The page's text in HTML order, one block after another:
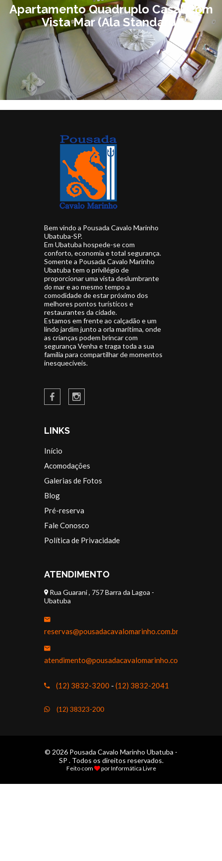
Apartamento Quadruplo Casal Com
Vista Mar (Ala Standard)
Bem vindo a Pousada Cavalo Marinho
Ubatuba-SP.
Em Ubatuba hospede-se com
conforto, economia e total segurança.
Somente a Pousada Cavalo Marinho
Ubatuba tem o privilégio de
proporcionar uma vista deslumbrante
do mar e ao mesmo tempo a
comodidade de estar próximo dos
melhores pontos turísticos e
restaurantes da cidade.
Estamos em frente ao calçadão e um
lindo jardim junto a orla marítima, onde
as crianças podem brincar com
segurança Venha e traga toda a sua
família para compartilhar de momentos
inesquecíveis.
LINKS
Início
Acomodações
Galerias de Fotos
Blog
Pré-reserva
Fale Conosco
Política de Privacidade
ATENDIMENTO
Rua Guarani , 757 Barra da Lagoa -
Ubatuba
reservas@pousadacavalomarinho.com.br
atendimento@pousadacavalomarinho.com.br
(12) 3832-3200 - (12) 3832-2041
(12) 38323-200
© 2026 Pousada Cavalo Marinho Ubatuba -
SP . Todos os direitos reservados.
Feito com porInformática Livre